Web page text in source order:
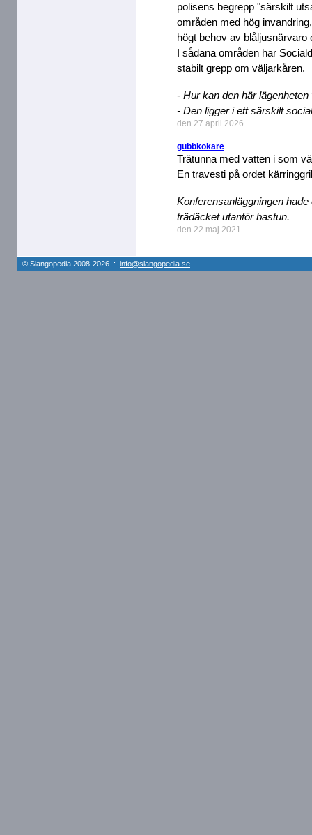
polisens begrepp "särskilt
områden med hög
högt behov av blåljusnärvaro
I sådana områden har
stabilt grepp om väljarkåren.
- Hur kan den här lägenheten
- Den ligger i ett särskilt
den 27 april 2026
gubbkokare
Trätunna med vatten i som
En travesti på ordet
Konferensanläggningen
trädäcket utanför bastun.
den 22 maj 2021
© Slangopedia 2008-2026 : info@slangopedia.se